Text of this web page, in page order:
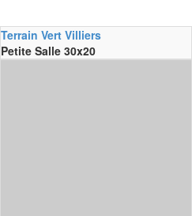
Terrain Vert Villiers
Petite Salle 30x20